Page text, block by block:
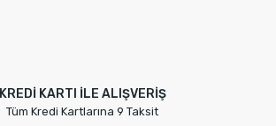
KREDİ KARTI İLE ALIŞVERİŞ
Tüm Kredi Kartlarına 9 Taksit